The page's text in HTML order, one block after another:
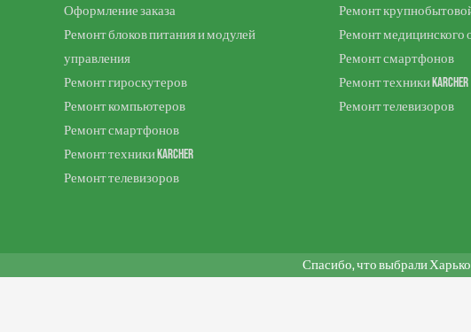
Оформление заказа
Ремонт блоков питания и модулей
управления
Ремонт гироскутеров
Ремонт компьютеров
Ремонт смартфонов
Ремонт техники Karcher
Ремонт телевизоров
Ремонт
Ремонт медицинского
Ремонт смартфонов
Ремонт техники Karcher
Ремонт телевизоров
Спасибо, что выбрали